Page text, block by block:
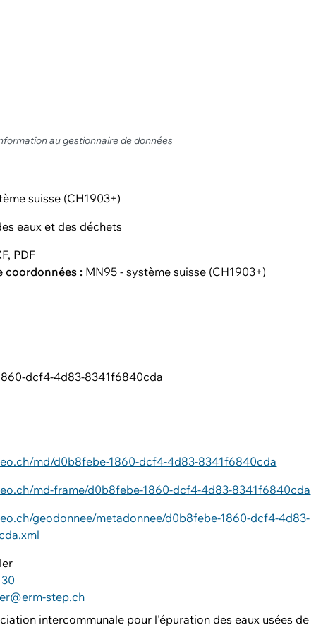
au gestionnaire de données
suisse (CH1903+)
eaux et des déchets
PDF
coordonnées : MN95 - système suisse (CH1903+)
dcf4-4d83-8341f6840cda
md/d0b8febe-1860-dcf4-4d83-8341f6840cda
md-frame/d0b8febe-1860-dcf4-4d83-8341f6840cda
geodonnee/metadonnee/d0b8febe-1860-dcf4-4d83-
step.ch
intercommunale pour l'épuration des eaux usées de